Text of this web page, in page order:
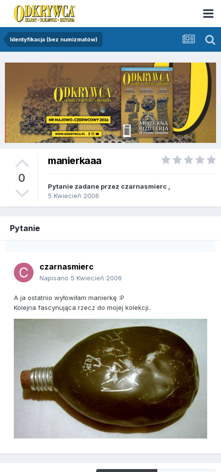
Identyfikacja (bez numizmatów)
0
manierkaaa
Pytanie zadane przez czarnasmierc
5 Kwiecień 2006
Pytanie
czarnasmierc
Napisano 5 Kwiecień 2006
A ja ostatnio wyłowiłam manierkę :P
Kolejna fascynująca rzecz do mojej kolekcji..